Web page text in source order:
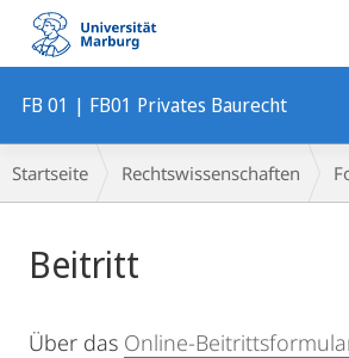
Mobile-
Navigation
FB 01 | FB01 Privates Baurecht
Breadcrumb-
Navigation
Startseite Rechtswissenschaften
Beitritt
Über das Online-